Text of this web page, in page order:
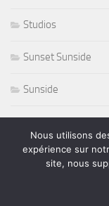
Studios
Sunset Sunside
Sunside
Susan Tedeschi
Ted Curson
Nous utilisons
expérience sur
site, nous